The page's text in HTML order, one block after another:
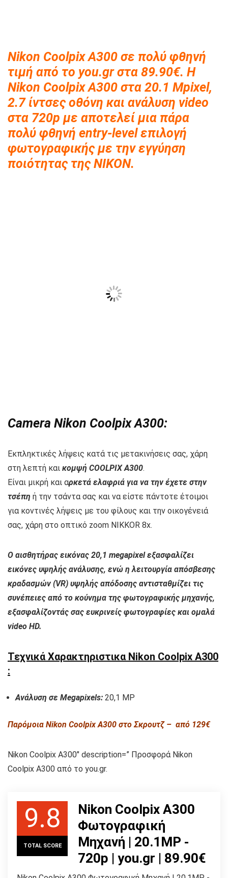
Nikon Coolpix A300 σε πολύ φθηνή
τιμή από το you.gr στα 89.90€. H
Nikon Coolpix A300 στα 20.1 Mpixel,
2.7 ίντσες οθόνη και ανάλυση video
στα 720p με αποτελεί μια πάρα
πολύ φθηνή entry-level επιλογή
φωτογραφικής με την εγγύηση
ποιότητας της NIKON.
Camera Nikon Coolpix A300:
Εκπληκτικές λήψεις κατά τις μετακινήσεις σας, χάρη
στη λεπτή και κομψή COOLPIX A300.
Είναι μικρή και αρκετά ελαφριά για να την έχετε στην
τσέπη ή την τσάντα σας και να είστε πάντοτε έτοιμοι
για κοντινές λήψεις με του φίλους και την οικογένειά
σας, χάρη στο οπτικό zoom NIKKOR 8x.
Ο αισθητήρας εικόνας 20,1 megapixel εξασφαλίζει
εικόνες υψηλής ανάλυσης, ενώ η λειτουργία απόσβεσης
κραδασμών (VR) υψηλής απόδοσης αντισταθμίζει τις
συνέπειες από το κούνημα της φωτογραφικής μηχανής,
εξασφαλίζοντάς σας ευκρινείς φωτογραφίες και ομαλά
video HD.
Τεχνικά Χαρακτηριστικα Nikon Coolpix A300
:
Ανάλυση σε Megapixels: 20,1 MP
Παρόμοια Nikon Coolpix A300 στο Σκρουτζ – από 129€
Nikon Coolpix A300″ description=” Προσφορά Nikon
Coolpix A300 από το you.gr.
9.8
TOTAL SCORE
Nikon Coolpix A300
Φωτογραφική
Μηχανή | 20.1MP -
720p | you.gr | 89.90€